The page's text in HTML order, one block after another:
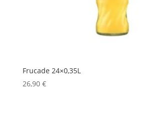
Frucade 24×0,35L
26,90 €